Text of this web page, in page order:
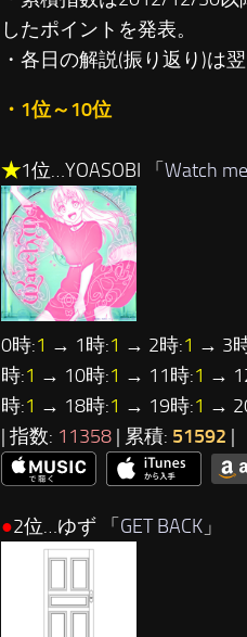
したポイントを発表。
・各日の解説(振り返り)は翌
・1位～10位
★1位…YOASOBI 「 Watch
0時:1 → 1時:1 → 2時:1 → 3
時:1 → 10時:1 → 11時:1 →
時:1 → 18時:1 → 19時:1 →
| 指数: 11358 | 累積: 51592 |
●2位…ゆず 「 GET BACK 」